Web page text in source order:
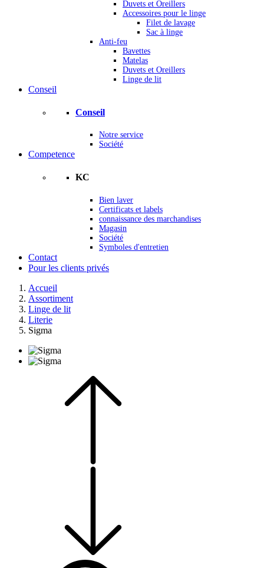
Duvets et Oreillers
Accessoires pour le linge
Filet de lavage
Sac à linge
Anti-feu
Bavettes
Matelas
Duvets et Oreillers
Linge de lit
Conseil
Conseil
Notre service
Société
Competence
KC
Bien laver
Certificats et labels
connaissance des marchandises
Magasin
Société
Symboles d'entretien
Contact
Pour les clients privés
Accueil
Assortiment
Linge de lit
Literie
Sigma